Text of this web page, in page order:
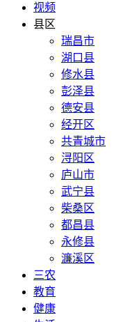
视频
县区
瑞昌市
湖口县
修水县
彭泽县
德安县
经开区
共青城市
浔阳区
庐山市
武宁县
柴桑区
都昌县
永修县
濂溪区
三农
教育
健康